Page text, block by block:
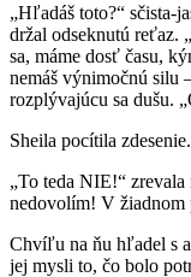
„Hľadáš toto?“ sčista-
držal odseknutú reťaz.
sa, máme dosť času,
nemáš výnimočnú silu
rozplývajúcu sa dušu.
Sheila pocítila
„To teda NIE!“ zrevala
nedovolím! V žiadnom
Chvíľu na ňu hľadel s
jej mysli to, čo bolo